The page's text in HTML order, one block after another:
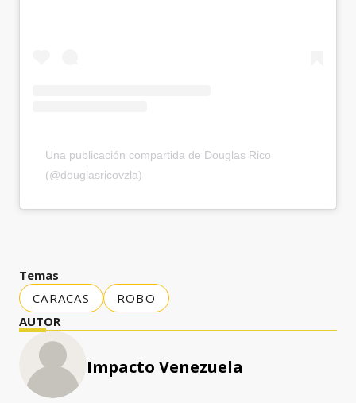
Una publicación compartida de Douglas Rico
(@douglasricovzla)
Temas
CARACAS
ROBO
AUTOR
Impacto Venezuela